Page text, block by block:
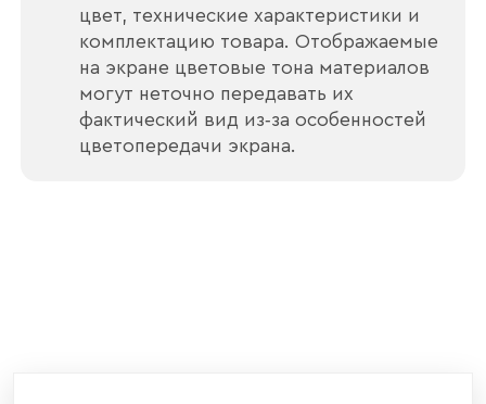
цвет, технические характеристики и
комплектацию товара. Отображаемые
на экране цветовые тона материалов
могут неточно передавать их
фактический вид из‑за особенностей
цветопередачи экрана.
Согласен с
политикой конфиденциальности
и обработкой данных.